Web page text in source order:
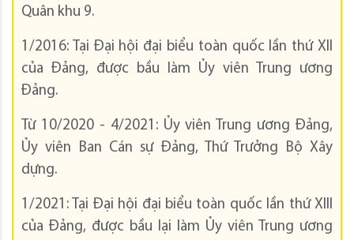
Quân khu 9.
1/2016: Tại Đại hội đại biểu toàn quốc lần thứ XII
của Đảng, được bầu làm Ủy viên Trung ương
Đảng.
Từ 10/2020 - 4/2021: Ủy viên Trung ương Đảng,
Ủy viên Ban Cán sự Đảng, Thứ Trưởng Bộ Xây
dựng.
1/2021: Tại Đại hội đại biểu toàn quốc lần thứ XIII
của Đảng, được bầu lại làm Ủy viên Trung ương